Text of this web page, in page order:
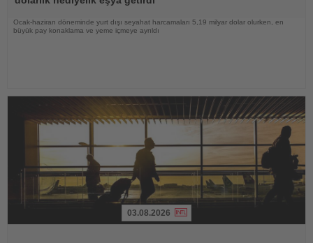
Ocak-haziran döneminde yurt dışı seyahat harcamaları 5,19 milyar dolar olurken, en
büyük pay konaklama ve yeme içmeye ayrıldı
03.08.2026